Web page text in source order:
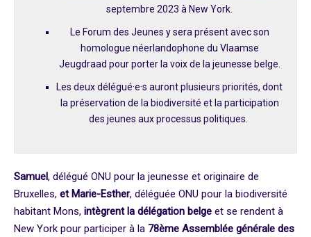
septembre 2023 à New York.
Le Forum des Jeunes y sera présent avec son
homologue néerlandophone du Vlaamse
Jeugdraad pour porter la voix de la jeunesse belge.
Les deux délégué·e·s auront plusieurs priorités, dont
la préservation de la biodiversité et la participation
des jeunes aux processus politiques.
Samuel, délégué ONU pour la jeunesse et originaire de
Bruxelles, et Marie-Esther, déléguée ONU pour la biodiversité
habitant Mons, intègrent la délégation belge et se rendent à
New York pour participer à la 78ème Assemblée générale des